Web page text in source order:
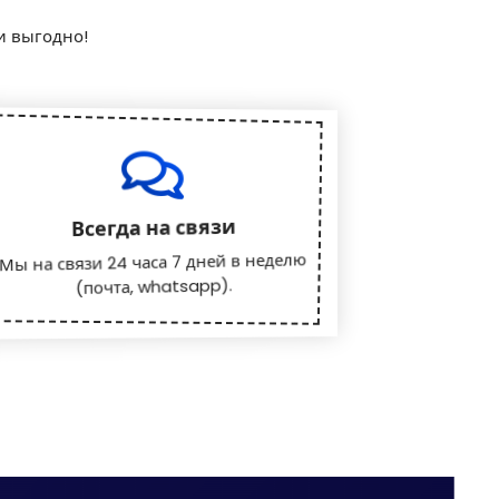
выгодно!
Всегда на связи
на связи 24 часа 7 дней в неделю
(почта, whatsapp).